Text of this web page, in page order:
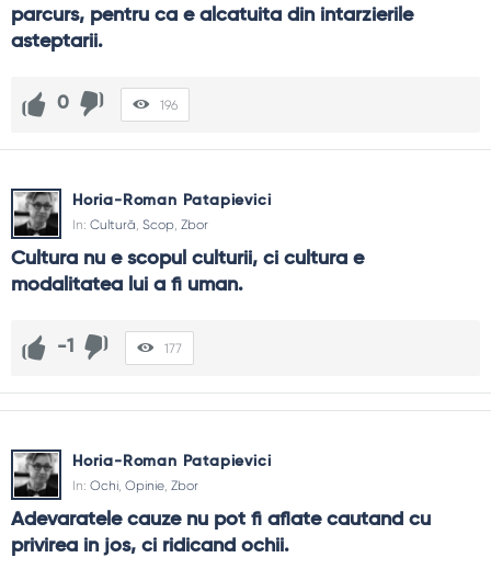
parcurs, pentru ca e alcatuita din intarzierile
asteptarii.
0 196
Horia-Roman Patapievici
In: Cultură, Scop, Zbor
Cultura nu e scopul culturii, ci cultura e
modalitatea lui a fi uman.
-1 177
Horia-Roman Patapievici
In: Ochi, Opinie, Zbor
Adevaratele cauze nu pot fi aflate cautand cu
privirea in jos, ci ridicand ochii.